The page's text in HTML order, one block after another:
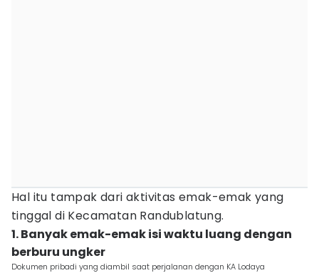
Hal itu tampak dari aktivitas emak-emak yang
tinggal di Kecamatan Randublatung.
1. Banyak emak-emak isi waktu luang dengan
berburu ungker
Dokumen pribadi yang diambil saat perjalanan dengan KA Lodaya